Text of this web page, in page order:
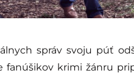
správ svoju púť
fanúšikov krimi žánru